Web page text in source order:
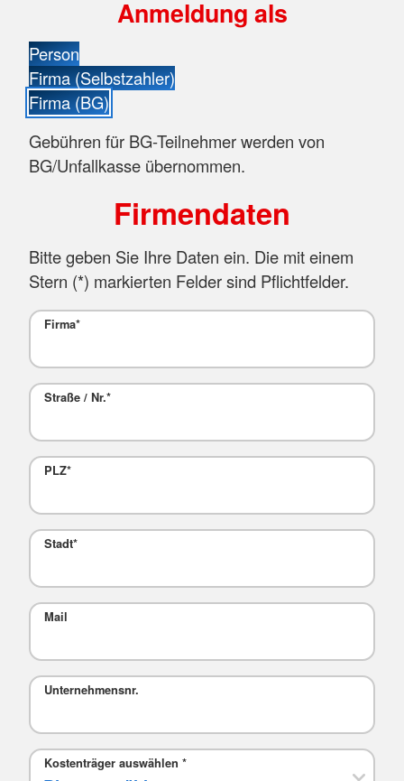
Anmeldung als
Person
Firma (Selbstzahler)
Firma (BG)
Gebühren für BG-Teilnehmer werden von
BG/Unfallkasse übernommen.
Firmendaten
Bitte geben Sie Ihre Daten ein. Die mit einem
Stern (*) markierten Felder sind Pflichtfelder.
Firma*
Straße / Nr.*
PLZ*
Stadt*
Mail
Unternehmensnr.
Kostenträger auswählen *